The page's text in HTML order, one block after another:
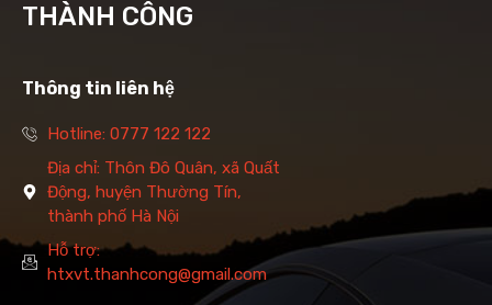
THÀNH CÔNG
Thông tin liên hệ
Hotline: 0777 122 122
Địa chỉ: Thôn Đô Quân, xã Quất
Động, huyện Thường Tín,
thành phố Hà Nội
Hỗ trợ:
htxvt.thanhcong@gmail.com